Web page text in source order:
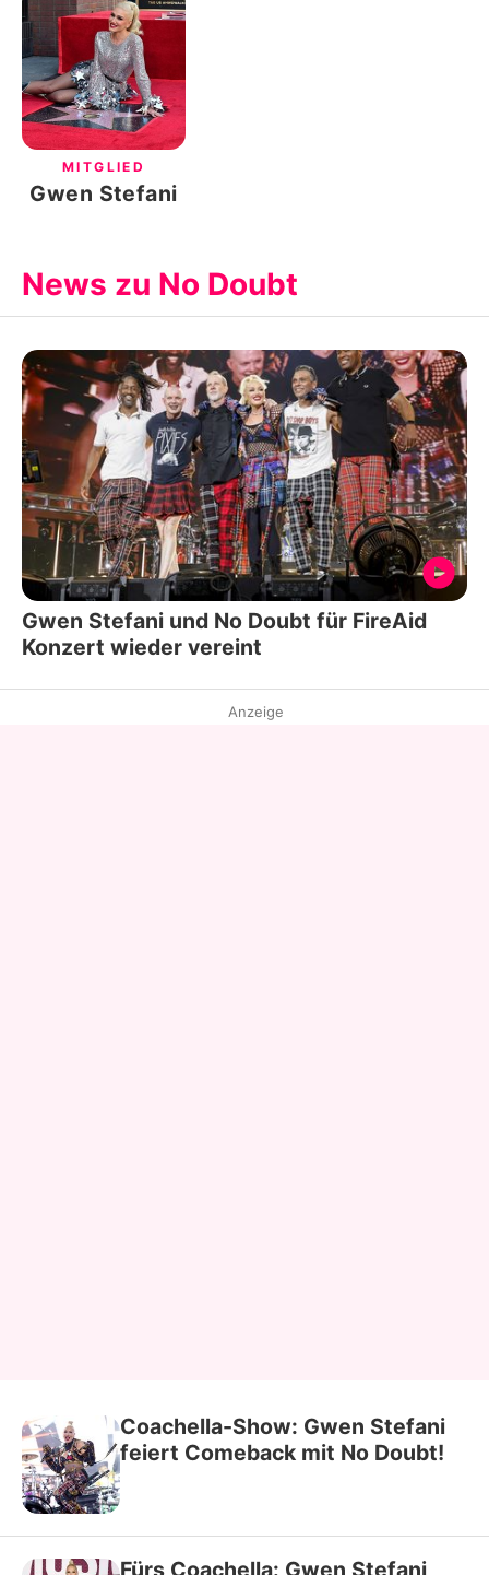
MITGLIED
Gwen Stefani
News zu No Doubt
Gwen Stefani und No Doubt für FireAid
Konzert wieder vereint
Anzeige
Coachella-Show: Gwen Stefani
feiert Comeback mit No Doubt!
Fürs Coachella: Gwen Stefani